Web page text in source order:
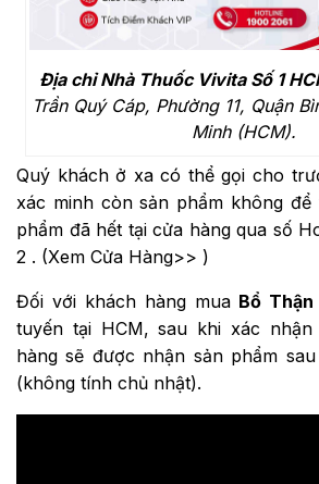
Địa chỉ Nhà Thuốc Vivita Số 1
Trần Quý Cáp, Phường 11, Quận
Minh (HCM).
Quý khách ở xa có thể gọi cho
xác minh còn sản phẩm không
phẩm đã hết tại cửa hàng qua số
2 . (Xem Cửa Hàng>> )
Đối với khách hàng mua Bổ
tuyến tại HCM, sau khi xác
hàng sẽ được nhận sản phẩm
(không tính chủ nhật).